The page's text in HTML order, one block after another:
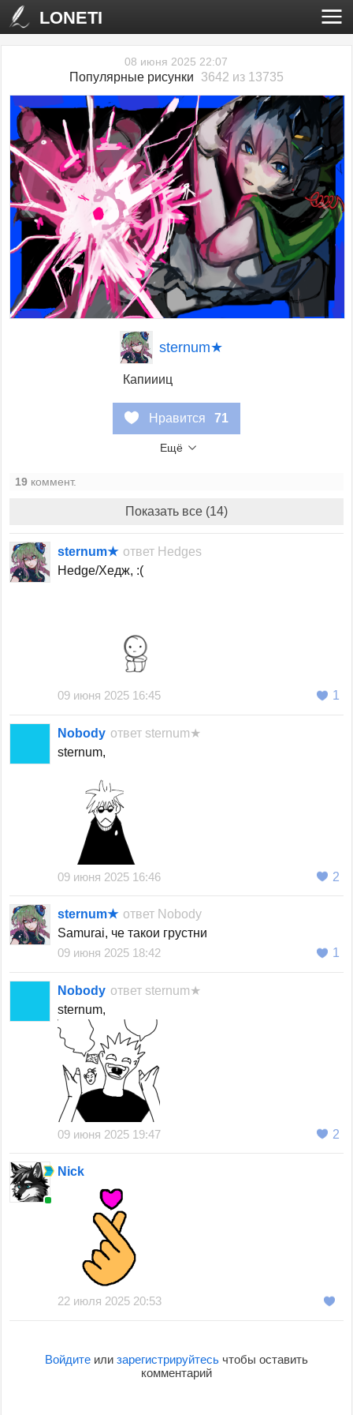
LONETI
08 июня 2025 22:07
Популярные рисунки 3642 из 13735
‹ ›
sternum★
Капиииц
Нравится 71
Ещё
19 коммент.
Показать все (14)
sternum★ ответ Hedges
Hedge/Хедж, :(
09 июня 2025 16:45 1
Nobody ответ sternum★
sternum,
09 июня 2025 16:46 2
sternum★ ответ Nobody
Samurai, че такои грустни
09 июня 2025 18:42
1
Nobody ответ sternum★
sternum,
09 июня 2025 19:47 2
Nick
22 июля 2025 20:53
Войдитеили зарегистрируйтесьчтобы оставить
комментарий